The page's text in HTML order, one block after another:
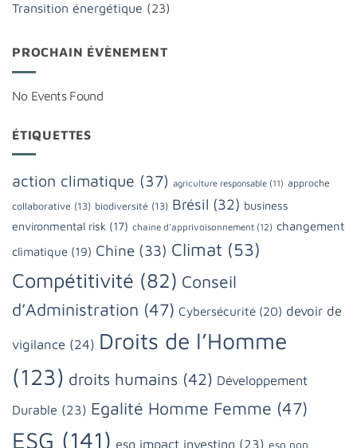
Transition énergétique (23)
PROCHAIN ÉVÈNEMENT
No Events Found
ÉTIQUETTES
action climatique (37) agriculture responsable (11) approche
collaborative (13) biodiversité (13) Brésil (32) business
environmental risk (17) chaine d'apprivoisonnement (12) changement
climatique (19) Chine (33) Climat (53)
Compétitivité (82) Conseil
d’Administration (47) Cybersécurité (20) devoir de
vigilance (24) Droits de l’Homme
(123) droits humains (42) Développement
Durable (23) Egalité Homme Femme (47)
ESG (141) esg impact investing (23) esg non